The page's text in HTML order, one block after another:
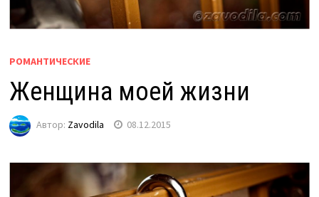
РОМАНТИЧЕСКИЕ
Женщина моей жизни
Автор: Zavodila 08.12.2015